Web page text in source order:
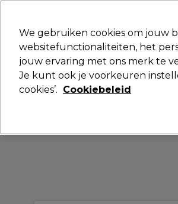
Merken
Volgende dag
We gebruiken cookies om jouw
websitefunctionaliteiten, het
jouw ervaring met ons merk te
Je kunt ook je voorkeuren
cookies’. Cookiebeleid